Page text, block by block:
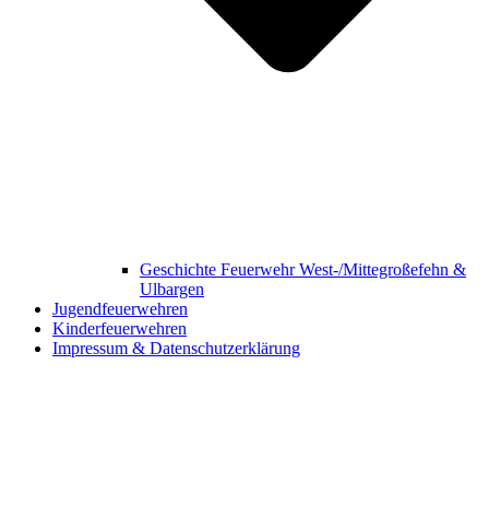
Geschichte Feuerwehr West-/Mittegroßefehn &
Ulbargen
Jugendfeuerwehren
Kinderfeuerwehren
Impressum & Datenschutzerklärung